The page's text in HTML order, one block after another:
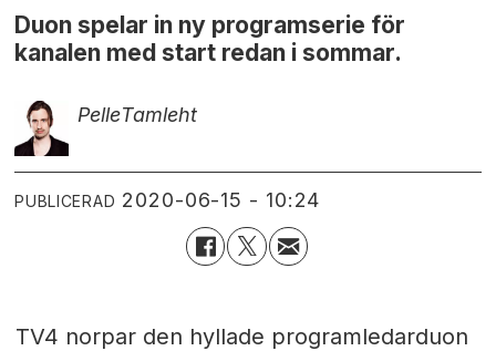
Duon spelar in ny programserie för
kanalen med start redan i sommar.
PelleTamleht
PUBLICERAD 2020-06-15 - 10:24
TV4 norpar den hyllade programledarduon